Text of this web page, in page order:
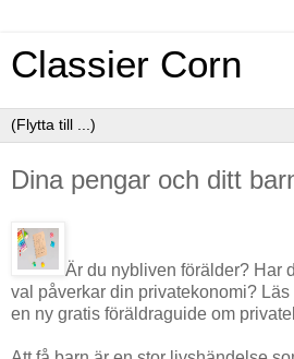
Classier Corn
Dina pengar och ditt
Är du nybliven förälder? Har
val påverkar din privatekonomi?
en ny gratis föräldraguide om